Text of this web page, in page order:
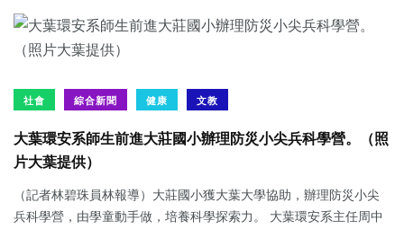
社會 綜合新聞 健康 文教
大葉環安系師生前進大莊國小辦理防災小尖兵科學營。（照
片大葉提供）
（記者林碧珠員林報導）大莊國小獲大葉大學協助，辦理防災小尖
兵科學營，由學童動手做，培養科學探索力。 大葉環安系主任周中